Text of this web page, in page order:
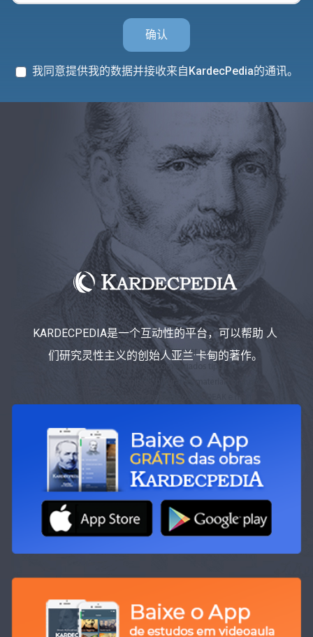
确认
我同意提供我的数据并接收来自KardecPedia的通讯。
KARDECPEDIA是一个互动性的平台，可以帮助 人
们研究灵性主义的创始人亚兰·卡甸的著作。